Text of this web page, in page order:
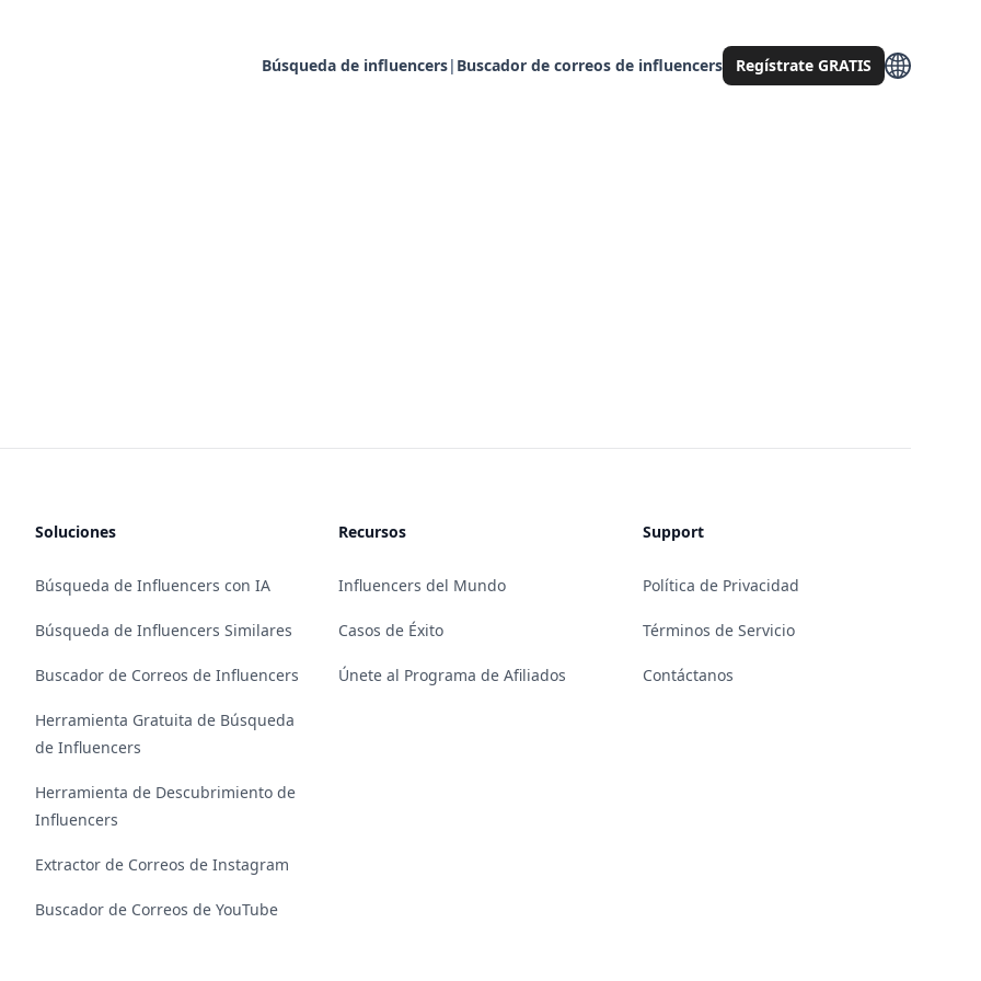
Búsqueda de influencers| Buscador de correos de influencers Regístrate GRATIS
Soluciones
Búsqueda de Influencers con IA
Búsqueda de Influencers Similares
Buscador de Correos de Influencers
Herramienta Gratuita de Búsqueda
de Influencers
Herramienta de Descubrimiento de
Influencers
Extractor de Correos de Instagram
Buscador de Correos de YouTube
Recursos
Influencers del Mundo
Casos de Éxito
Únete al Programa de Afiliados
Support
Política de Privacidad
Términos de Servicio
Contáctanos